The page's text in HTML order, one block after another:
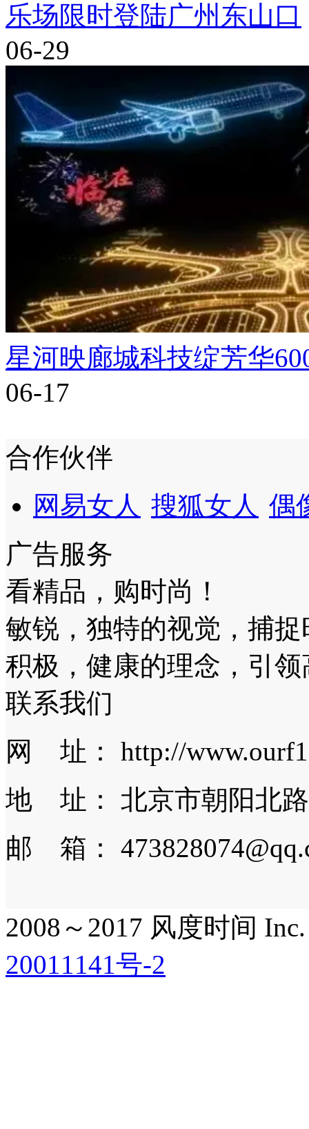
乐场限时登陆广州东山口
06-29
星河映廊城科技绽芳华
06-17
合作伙伴
网易女人 搜狐女人 偶
广告服务
看精品，购时尚！
敏锐，独特的视觉，捕
积极，健康的理念，引
联系我们
网 址： http://
地 址： 北京市朝阳北
邮 箱：
2008～2017 风度时间
20011141号-2